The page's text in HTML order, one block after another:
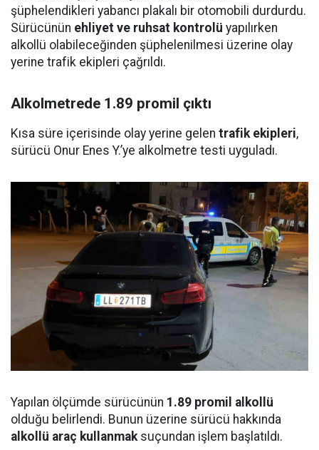
şüphelendikleri yabancı plakalı bir otomobili durdurdu.
Sürücünün ehliyet ve ruhsat kontrolü yapılırken
alkollü olabileceğinden şüphelenilmesi üzerine olay
yerine trafik ekipleri çağrıldı.
Alkolmetrede 1.89 promil çıktı
Kısa süre içerisinde olay yerine gelen trafik ekipleri,
sürücü Onur Enes Y.’ye alkolmetre testi uyguladı.
Yapılan ölçümde sürücünün 1.89 promil alkollü
olduğu belirlendi. Bunun üzerine sürücü hakkında
alkollü araç kullanmak suçundan işlem başlatıldı.